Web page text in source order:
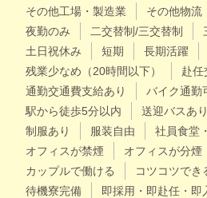
その他工場・製造業
その他物流
夜勤のみ
二交替制/三交替制
土日祝休み
短期 長期活躍
残業少なめ（20時間以下）
赴任
通勤交通費支給あり
バイク通勤
駅から徒歩5分以内
送迎バスあり
制服あり
服装自由
社員食堂
オフィスが禁煙
オフィスが分煙
カップルで働ける
コツコツでき
待機寮完備
即採用・即赴任・即